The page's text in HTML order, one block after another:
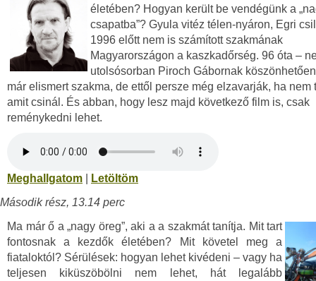
életében? Hogyan került be vendégünk a
csapatba”? Gyula vitéz télen-nyáron, Egri
1996 előtt nem is számított szakmának
Magyarországon a kaszkadőrség. 96 óta –
utolsósorban Piroch Gábornak
már elismert szakma, de ettől persze még elzavarják, ha nem
amit csinál. És abban, hogy lesz majd következő film is, csak
reménykedni lehet.
Meghallgatom
Letöltöm
Második rész, 13.14 perc
Ma már ő a „nagy öreg”, aki a a szakmát tanítja. Mit tart
fontosnak a kezdők életében? Mit követel meg a
fiataloktól? Sérülések: hogyan lehet kivédeni – vagy ha
teljesen kiküszöbölni nem lehet, hát legalább